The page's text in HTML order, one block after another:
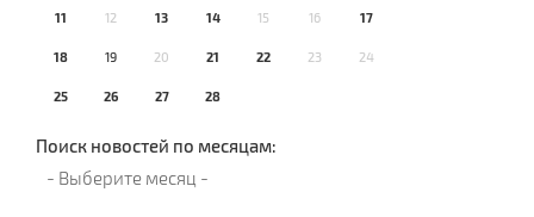
11 12 13 14 15 16 17
18 19 20 21 22 23 24
25 26 27 28
Поиск новостей по месяцам: